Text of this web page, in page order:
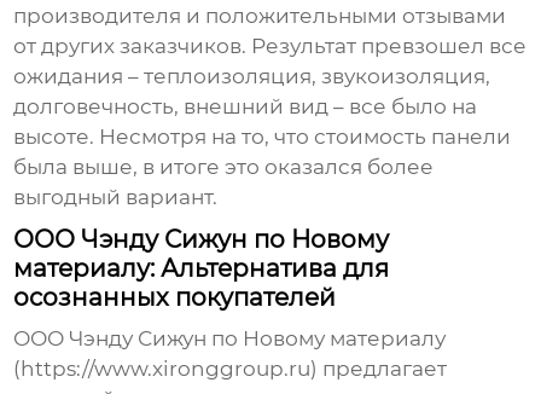
производителя и положительными отзывами
от других заказчиков. Результат превзошел все
ожидания – теплоизоляция, звукоизоляция,
долговечность, внешний вид – все было на
высоте. Несмотря на то, что стоимость панели
была выше, в итоге это оказался более
выгодный вариант.
ООО Чэнду Сижун по Новому
материалу: Альтернатива для
осознанных покупателей
ООО Чэнду Сижун по Новому материалу
(https://www.xironggroup.ru) предлагает